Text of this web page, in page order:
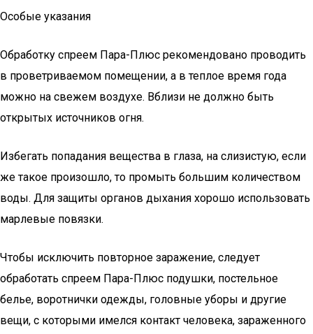
Особые указания
Обработку спреем Пара-Плюс рекомендовано проводить
в проветриваемом помещении, а в теплое время года
можно на свежем воздухе. Вблизи не должно быть
открытых источников огня.
Избегать попадания вещества в глаза, на слизистую, если
же такое произошло, то промыть большим количеством
воды. Для защиты органов дыхания хорошо использовать
марлевые повязки.
Чтобы исключить повторное заражение, следует
обработать спреем Пара-Плюс подушки, постельное
белье, воротнички одежды, головные уборы и другие
вещи, с которыми имелся контакт человека, зараженного